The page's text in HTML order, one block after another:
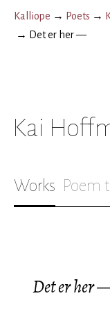
Kalliope → Poets →
→ Det er her —
Kai
Works Poem
Det er her